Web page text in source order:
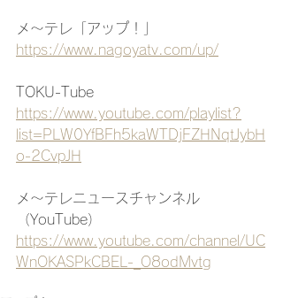
メ〜テレ「アップ！」
https://www.nagoyatv.com/up/
TOKU-Tube
https://www.youtube.com/playlist?
list=PLW0YfBFh5kaWTDjFZHNqtJybH
o-2CvpJH
メ〜テレニュースチャンネル
（YouTube）
https://www.youtube.com/channel/UC
WnOKASPkCBEL-_O8odMvtg